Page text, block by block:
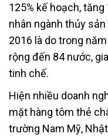
125% kế hoạch,
nhân ngành thủy
2016 là do trong
rộng đến 84 nước,
tinh chế.
Hiện nhiều doanh
mặt hàng tôm thẻ
trường Nam Mỹ,